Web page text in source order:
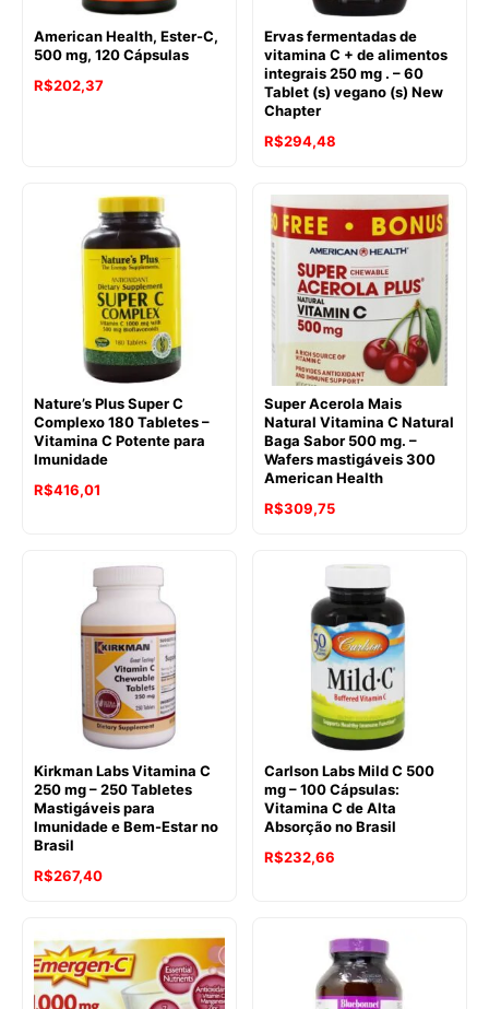
American Health, Ester-C,
500 mg, 120 Cápsulas
R$202,37
Ervas fermentadas de
vitamina C + de alimentos
integrais 250 mg . – 60
Tablet (s) vegano (s) New
Chapter
O
original
era:
R$397,27.
R$294,48
atual
é:
R$294,48.
Nature’s Plus Super C
Complexo 180 Tabletes –
Vitamina C Potente para
Imunidade
R$416,01
Super Acerola Mais
Natural Vitamina C Natural
Baga Sabor 500 mg. –
Wafers mastigáveis 300
American Health
R$309,75
Kirkman Labs Vitamina C
250 mg – 250 Tabletes
Mastigáveis para
Imunidade e Bem-Estar no
Brasil
R$267,40
Carlson Labs Mild C 500
mg – 100 Cápsulas:
Vitamina C de Alta
Absorção no Brasil
R$232,66